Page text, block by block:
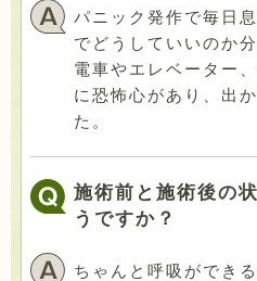
パニック発作で毎日
でどうしていいのか
電車やエレベーター
に恐怖心があり、出
た。
施術前と施術後の
うですか？
ちゃんと呼吸ができ